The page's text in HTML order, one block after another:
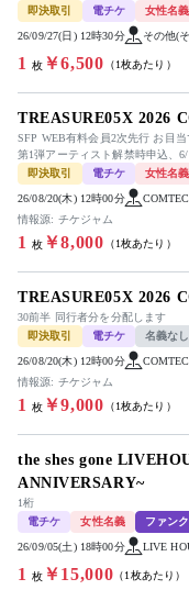
即決取引
電チケ 女性名義
26/09/27(日) 12時30分 その他(
1 枚￥6,500 （1枚あたり）
TREASURE05X 2026
SFP WEB有料会員2次先行 お目
第1弾アーティスト解禁時申込、
即決取引
電チケ 女性名義
26/08/20(木) 12時00分
情報源: チケジャム
1 枚￥8,000 （1枚あたり）
TREASURE05X 2026
30前半 同行者分を分配します
即決取引
電チケ 名義なし
26/08/20(木) 12時00分
情報源: チケジャム
1 枚￥9,000 （1枚あたり）
the shes gone
ANNIVERSARY~
1桁
電チケ
女性名義 ファン
26/09/05(土) 18時00分 LIVE
1 枚￥15,000 （1枚あたり）